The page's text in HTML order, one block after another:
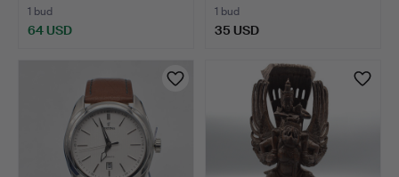
1 bud
64 USD
1 bud
35 USD